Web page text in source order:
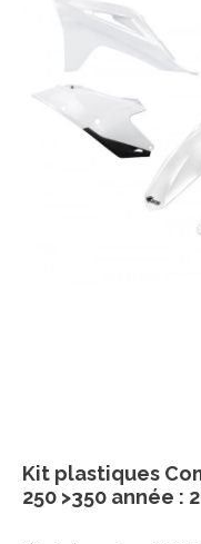
Kit plastiques
250 >350 année :